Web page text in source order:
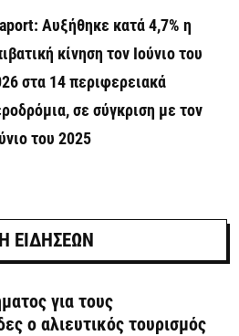
Αυξήθηκε κατά 4,7% η
κίνηση τον Ιούνιο του
στα 14 περιφερειακά
σε σύγκριση με τον
του 2025
ΕΙΔΗΣΕΩΝ
για τους
ο αλιευτικός τουρισμός